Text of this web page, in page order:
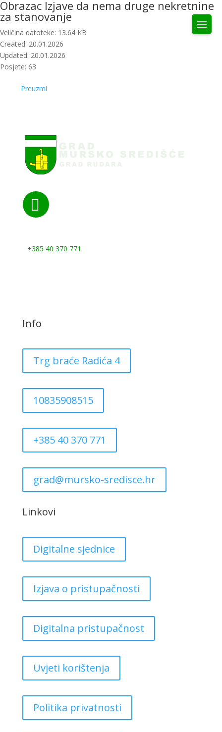
Obrazac Izjave da nema druge nekretnine
za stanovanje
Veličina datoteke: 13.64 KB
Created: 20.01.2026
Updated: 20.01.2026
Posjete: 63
Preuzmi

+385 40 370 771
Info
Trg braće Radića 4
10835908515
+385 40 370 771
grad@mursko-sredisce.hr
Linkovi
Digitalne sjednice
Izjava o pristupačnosti
Digitalna pristupačnost
Uvjeti korištenja
Politika privatnosti